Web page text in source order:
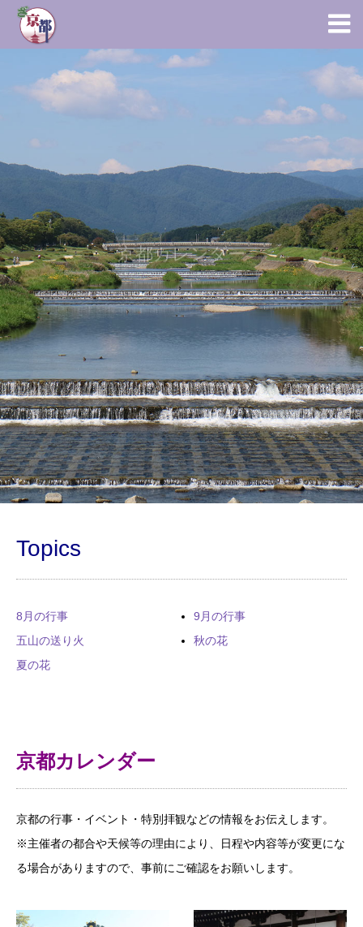
京都カレンダー
Topics
8月の行事
五山の送り火
夏の花
9月の行事
秋の花
京都カレンダー
京都の行事・イベント・特別拝観などの情報をお伝えします。
※主催者の都合や天候等の理由により、日程や内容等が変更にな
る場合がありますので、事前にご確認をお願いします。